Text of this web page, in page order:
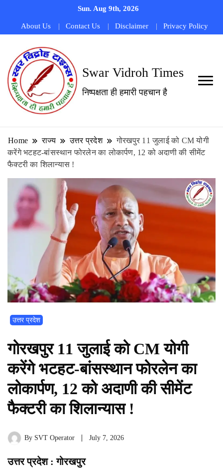
Sun. Aug 9th, 2026
About Us Contact Us Disclaimer Privacy Policy
Swar Vidroh Times
निष्पक्षता ही हमारी पहचान है
Home राज्य उत्तर प्रदेश
गोरखपुर 11 जुलाई को CM योगी
करेंगे भटहट-बांसस्थान फोरलेन का लोकार्पण, 12 को अदाणी की सीमेंट
फैक्टरी का शिलान्यास !
उत्तर प्रदेश
गोरखपुर 11 जुलाई को CM योगी
करेंगे भटहट-बांसस्थान फोरलेन का
लोकार्पण, 12 को अदाणी की सीमेंट
फैक्टरी का शिलान्यास !
By SVT Operator July 7, 2026
उत्तर प्रदेश : गोरखपुर